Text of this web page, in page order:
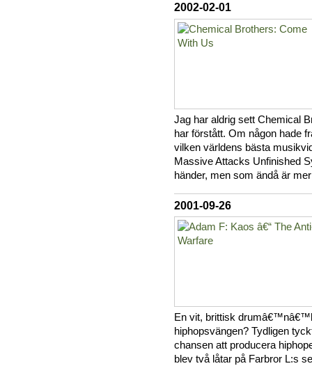
2002-02-01
Jag har aldrig sett Chemical
har förstått. Om någon hade
vilken världens bästa
Massive Attacks Unfinished
händer, men som ändå är
2001-09-26
En vit, brittisk
hiphopsvängen? Tydligen
chansen att producera
blev två låtar på Farbror L:s